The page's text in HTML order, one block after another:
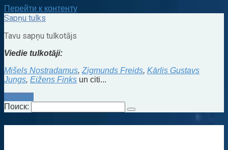
Перейти к контенту
Sapņu tulks
Tavu sapņu tulkotājs
Viedie tulkotāji:
Mišels Nostradamus, Zigmunds Freids, Kārlis Gustavs
Jungs, Eižens Finks un citi...
Kontakti
Поиск: